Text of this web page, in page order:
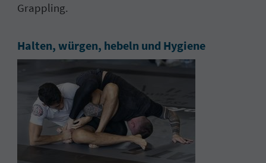
Grappling.
Halten, würgen, hebeln und Hygiene